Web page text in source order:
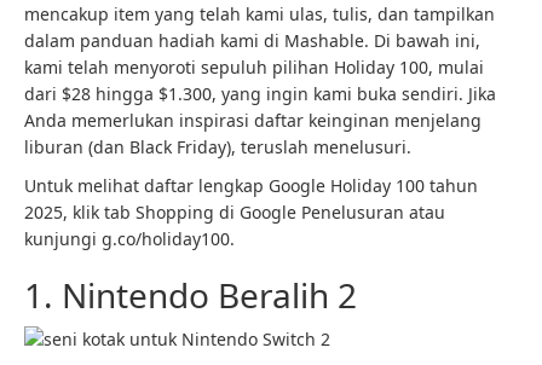
mencakup item yang telah kami ulas, tulis, dan tampilkan
dalam panduan hadiah kami di Mashable. Di bawah ini,
kami telah menyoroti sepuluh pilihan Holiday 100, mulai
dari $28 hingga $1.300, yang ingin kami buka sendiri. Jika
Anda memerlukan inspirasi daftar keinginan menjelang
liburan (dan Black Friday), teruslah menelusuri.
Untuk melihat daftar lengkap Google Holiday 100 tahun
2025, klik tab Shopping di Google Penelusuran atau
kunjungi g.co/holiday100.
1. Nintendo Beralih 2